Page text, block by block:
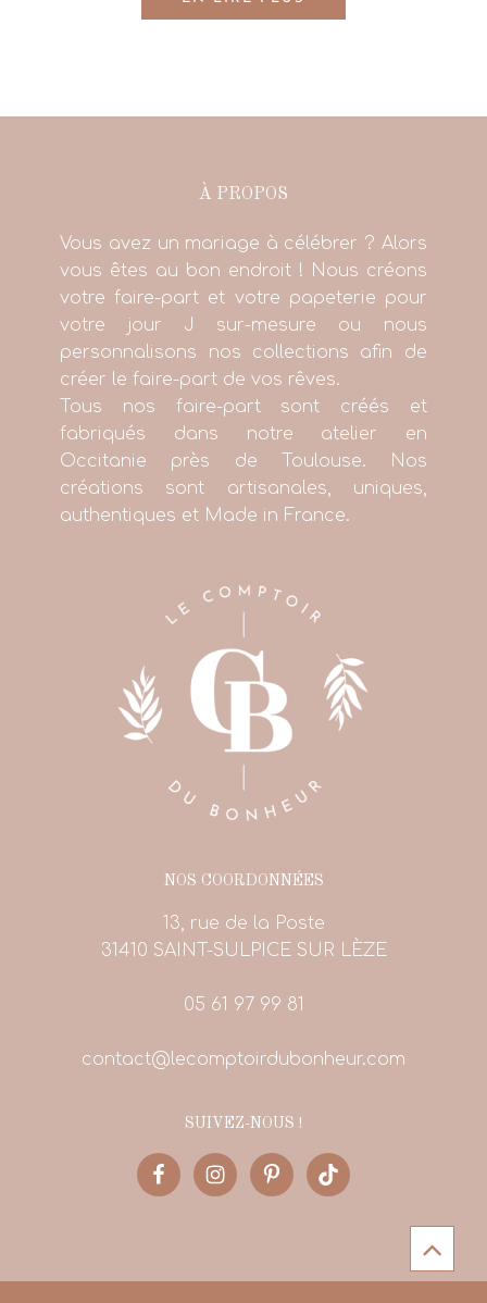
À PROPOS
Vous avez un mariage à célébrer ? Alors
vous êtes au bon endroit ! Nous créons
votre faire-part et votre papeterie pour
votre jour J sur-mesure ou nous
personnalisons nos collections afin de
créer le faire-part de vos rêves.
Tous nos faire-part sont créés et
fabriqués dans notre atelier en
Occitanie près de Toulouse. Nos
créations sont artisanales, uniques,
authentiques et Made in France.
NOS COORDONNÉES
13, rue de la Poste
31410 SAINT-SULPICE SUR LÈZE
05 61 97 99 81
contact@lecomptoirdubonheur.com
SUIVEZ-NOUS !